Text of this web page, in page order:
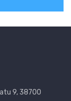
9, 38700